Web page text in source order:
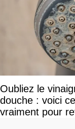
Oubliez le
douche : voici
vraiment pour